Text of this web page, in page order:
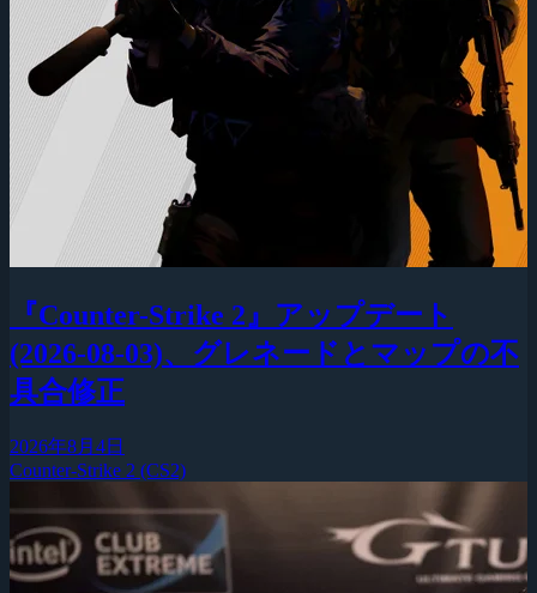
『Counter-Strike 2』アップデート
(2026-08-03)、グレネードとマップの不
具合修正
2026年8月4日
Counter-Strike 2 (CS2)